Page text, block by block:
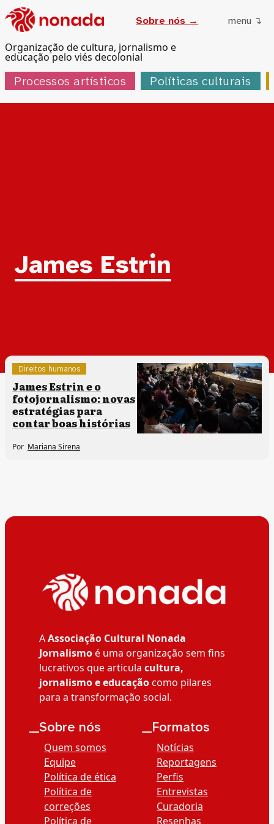
Organização de cultura, jornalismo e
educação pelo viés decolonial
Sobre nós → menu ↴
Processos artísticos Políticas culturais
Tag:
James Estrin
Direitos humanos
Sem categoria
James Estrin e o
fotojornalismo: novas
estratégias para
contar boas histórias
Por Mariana Sirena
AAssociação Cultural Nonada
Jornalismoé uma organização sem fins
lucrativos que articula cultura,
jornalismo e educaçãocomo pilares
para a transformação social.
__Sobre nós
Quem somos
Equipe
Política de ética
Política de
correções
Política de
__Formatos
Notícias
Reportagens
Perfis
Entrevistas
Curadoria
Resenhas